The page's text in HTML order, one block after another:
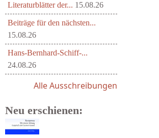
Literaturblätter der... 15.08.26
Beiträge für den nächsten...
15.08.26
Hans-Bernhard-Schiff-...
24.08.26
Alle Ausschreibungen
Neu erschienen: